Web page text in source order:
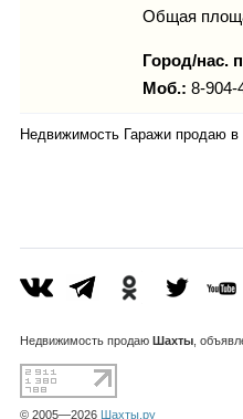
Общая
Город/нас.
Моб.: 8-904-
Недвижимость Гаражи продаю
Недвижимость продаю Шахты,
© 2005—2026 Шахты.ру